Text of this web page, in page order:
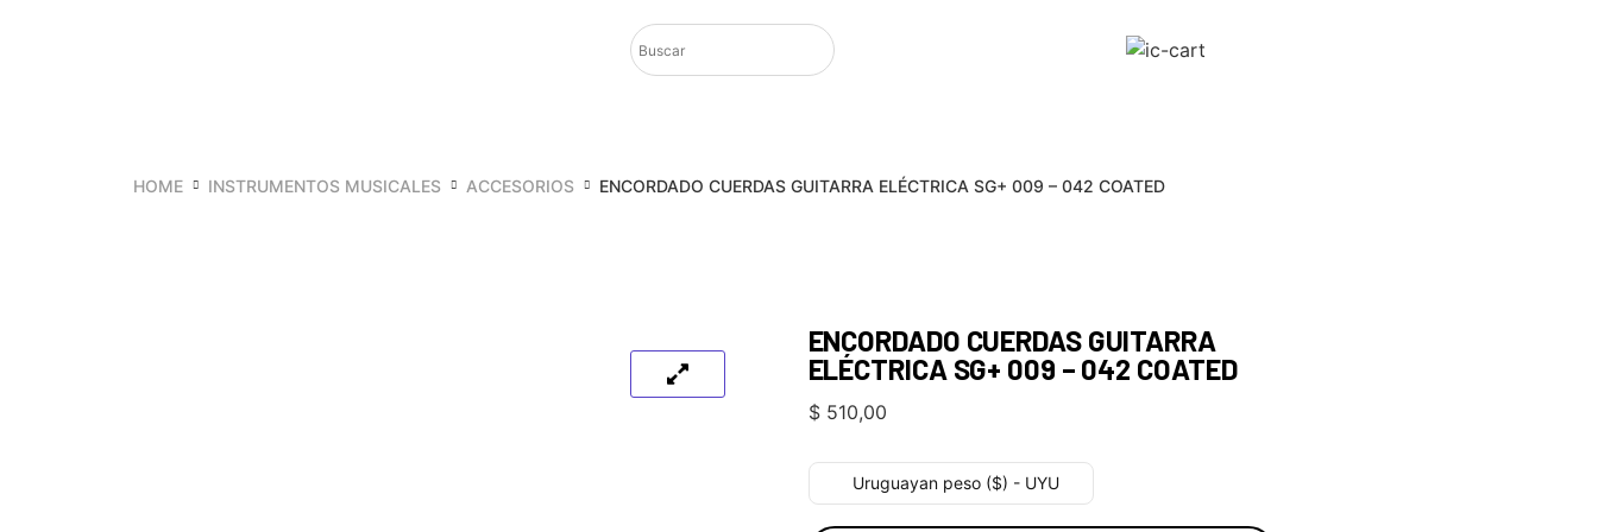
HOME INSTRUMENTOS MUSICALES ACCESORIOS ENCORDADO CUERDAS GUITARRA ELÉCTRICA SG+ 009 – 042 COATED
ENCORDADO CUERDAS GUITARRA
ELÉCTRICA SG+ 009 – 042 COATED
$510,00
Uruguayan peso ($) - UYU